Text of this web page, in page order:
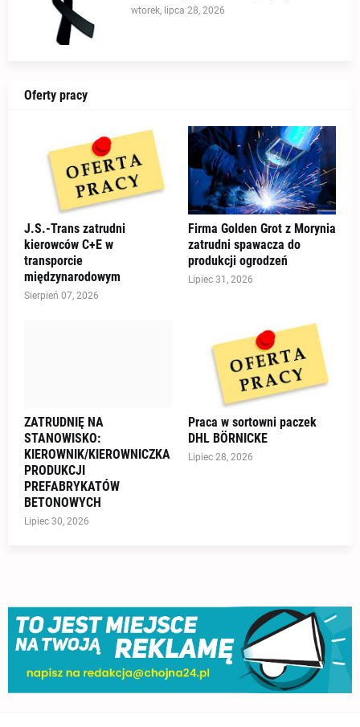
wtorek, lipca 28, 2026
Oferty pracy
J.S.-Trans zatrudni
kierowców C+E w
transporcie
międzynarodowym
Sierpień 07, 2026
Firma Golden Grot z Morynia
zatrudni spawacza do
produkcji ogrodzeń
Lipiec 31, 2026
ZATRUDNIĘ NA
STANOWISKO:
KIEROWNIK/KIEROWNICZKA
PRODUKCJI
PREFABRYKATÓW
BETONOWYCH
Lipiec 30, 2026
Praca w sortowni paczek
DHL BÖRNICKE
Lipiec 28, 2026